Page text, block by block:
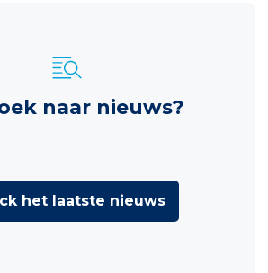
naar nieuws?
het laatste nieuws